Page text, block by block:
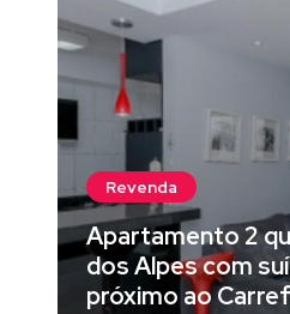
Revenda
Apartamento 2
dos Alpes com
próximo ao